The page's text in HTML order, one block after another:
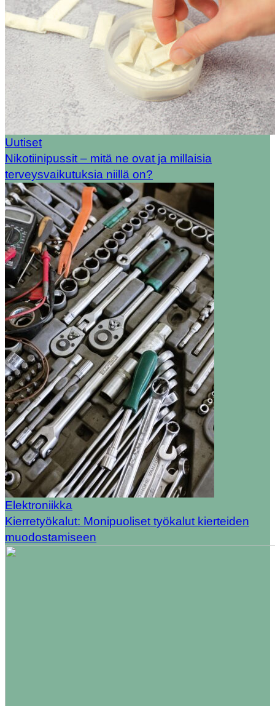
Uutiset
Nikotiinipussit – mitä ne ovat ja millaisia
terveysvaikutuksia niillä on?
Elektroniikka
Kierretyökalut: Monipuoliset työkalut kierteiden
muodostamiseen